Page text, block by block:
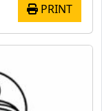
PRINT